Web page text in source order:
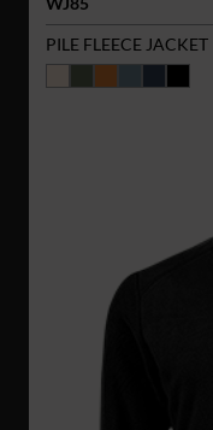
PILE FLEECE JACKET